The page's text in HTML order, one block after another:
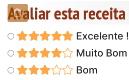
Avaliar esta receita
Excelente !
Muito Bom
Bom